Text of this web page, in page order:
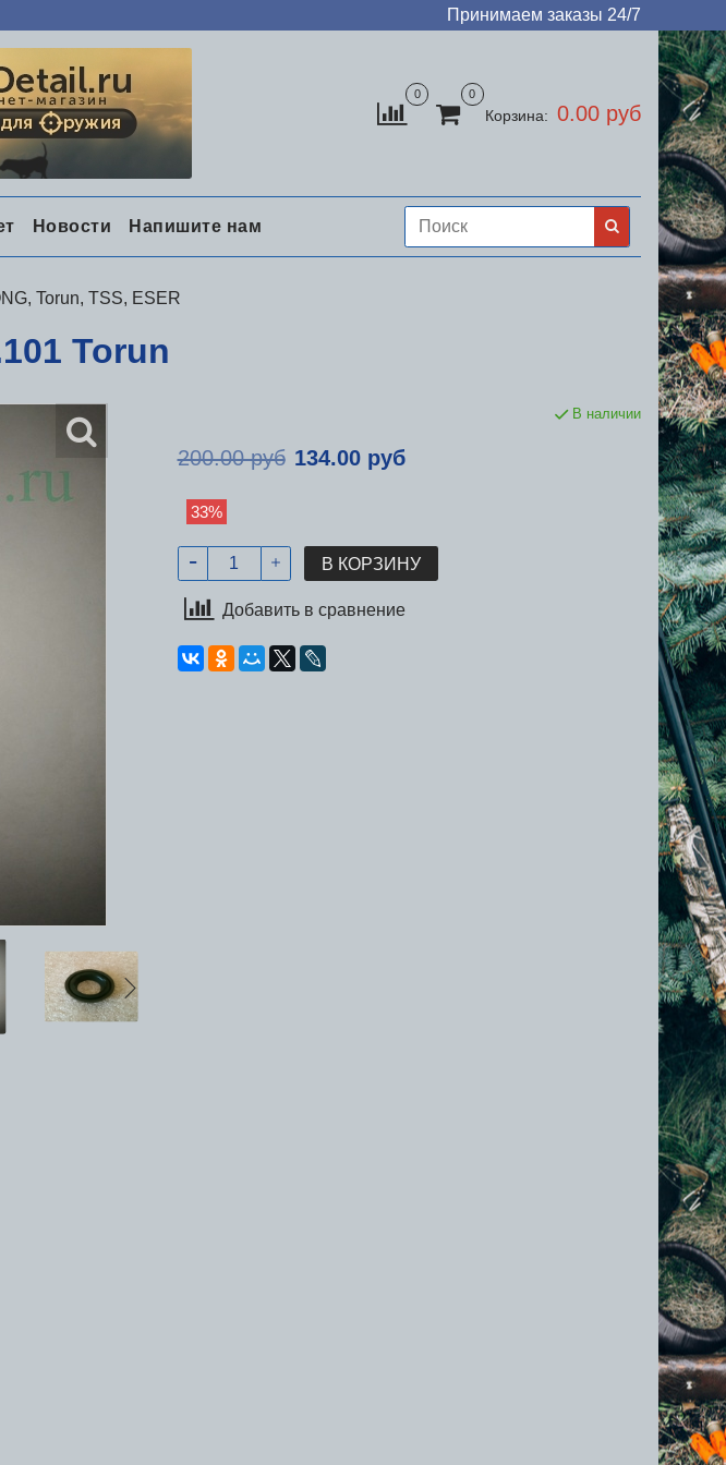
Принимаем заказы 24/7
0 0
Корзина: 0.00 руб
Новости Напишите нам
Torun, TSS, ESER
Torun
В наличии
200.00 руб 134.00 руб
33%
В КОРЗИНУ
Добавить в сравнение